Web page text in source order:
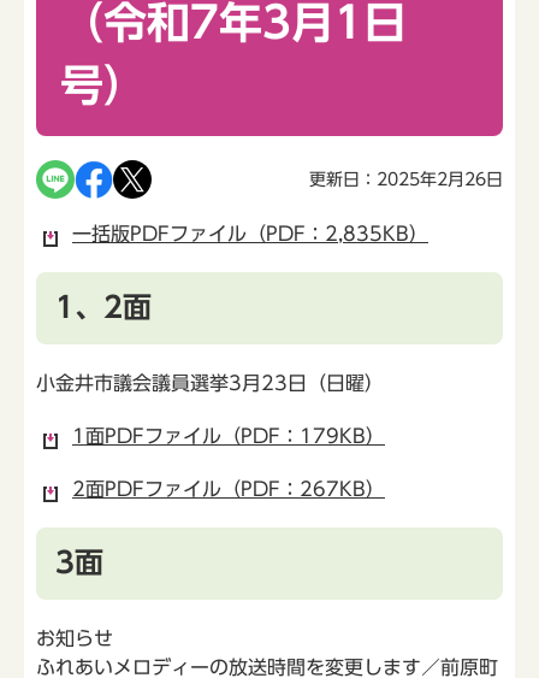
（令和7年3月1日
号）
更新日：2025年2月26日
一括版PDFファイル（PDF：2,835KB）
1、2面
小金井市議会議員選挙3月23日（日曜）
1面PDFファイル（PDF：179KB）
2面PDFファイル（PDF：267KB）
3面
お知らせ
ふれあいメロディーの放送時間を変更します／前原町